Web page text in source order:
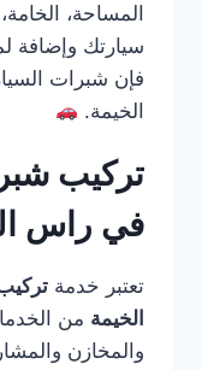
المساحة،
سيارتك وإضافة
فإن شبرات
الخيمة.
تركيب
في راس
تعتبر خدمة
الخيمة من
والمخازن